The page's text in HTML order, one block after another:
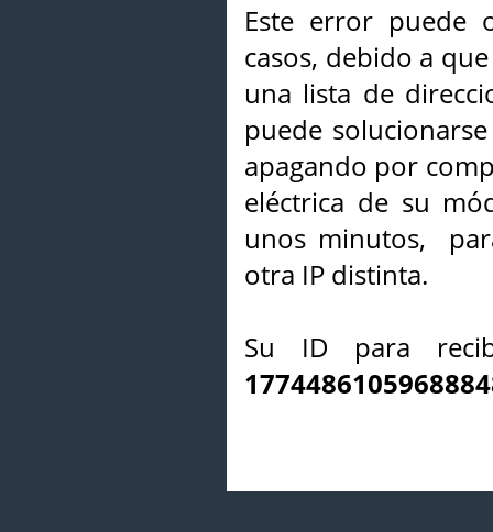
Este error puede
casos, debido a
una lista de
puede
apagando por
eléctrica de su
unos minutos,
otra IP distinta.
Su ID para